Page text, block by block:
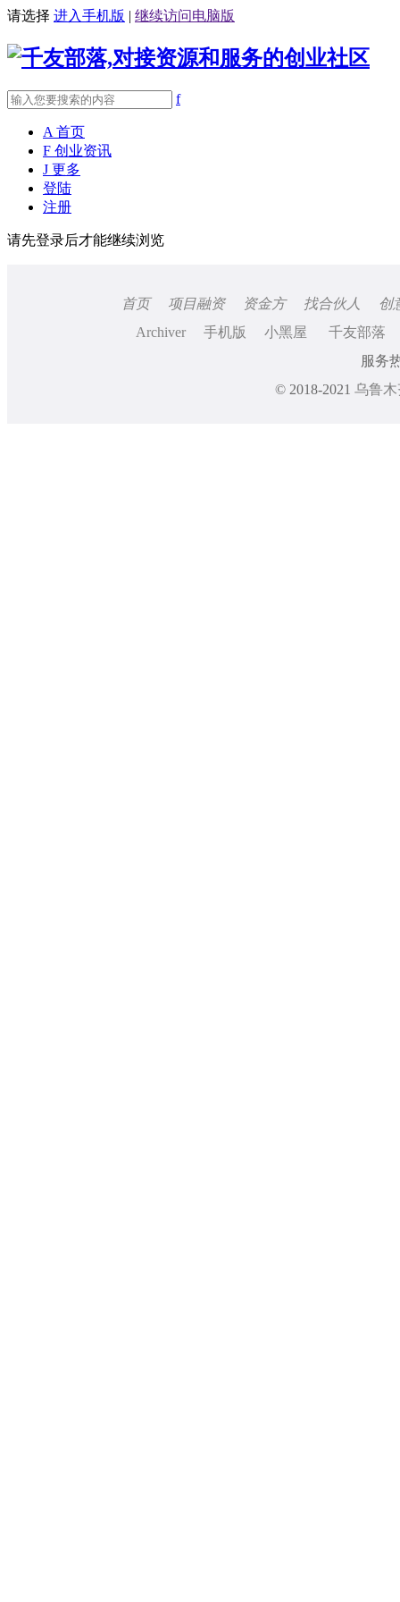
请选择 进入手机版 | 继续访问电脑版
f
A 首页
F 创业资讯
J 更多
登陆
注册
请先登录后才能继续浏览
首页 项目融资 资金方 找合伙人
创
Archiver
手机版 小黑屋
千友部落
服务
© 2018-2021 乌鲁